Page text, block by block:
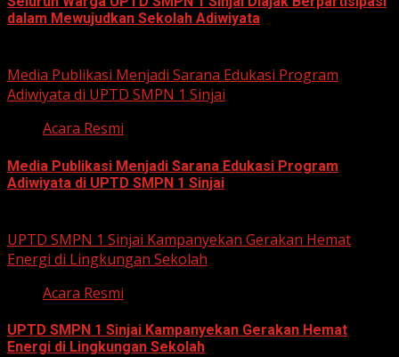
dalam Mewujudkan Sekolah Adiwiyata
Media Publikasi Menjadi Sarana Edukasi Program
Adiwiyata di UPTD SMPN 1 Sinjai
Acara Resmi
Media Publikasi Menjadi Sarana Edukasi Program
Adiwiyata di UPTD SMPN 1 Sinjai
UPTD SMPN 1 Sinjai Kampanyekan Gerakan Hemat
Energi di Lingkungan Sekolah
Acara Resmi
UPTD SMPN 1 Sinjai Kampanyekan Gerakan Hemat
Energi di Lingkungan Sekolah